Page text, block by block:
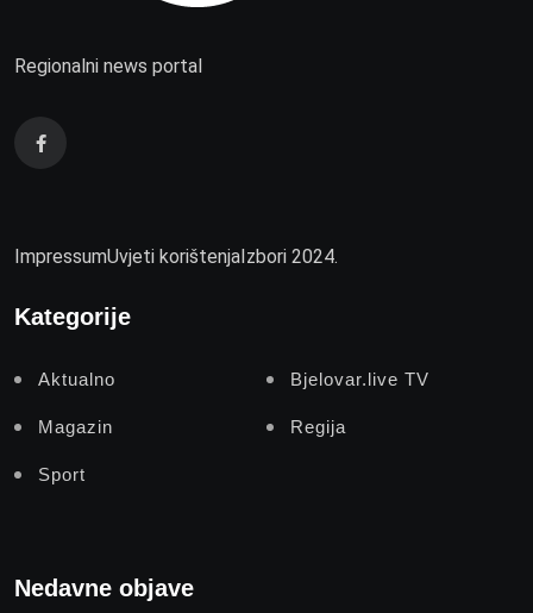
Regionalni news portal
ImpressumUvjeti korištenja Izbori 2024.
Kategorije
Aktualno Bjelovar.live TV
Magazin Regija
Sport
Nedavne objave